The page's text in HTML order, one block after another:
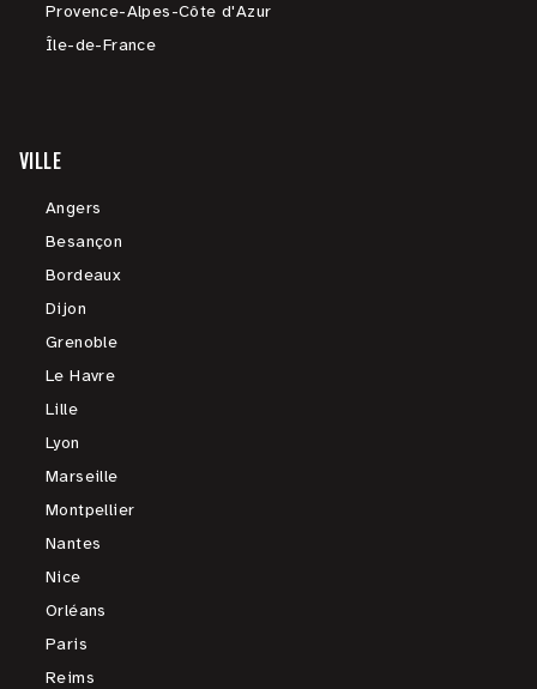
Provence-Alpes-Côte d'Azur
Île-de-France
VILLE
Angers
Besançon
Bordeaux
Dijon
Grenoble
Le Havre
Lille
Lyon
Marseille
Montpellier
Nantes
Nice
Orléans
Paris
Reims